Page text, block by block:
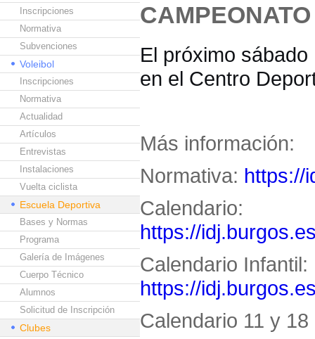
Inscripciones
Normativa
Subvenciones
Voleibol
Inscripciones
Normativa
Actualidad
Artículos
Entrevistas
Instalaciones
Vuelta ciclista
Escuela Deportiva
Bases y Normas
Programa
Galería de Imágenes
Cuerpo Técnico
Alumnos
Solicitud de Inscripción
Clubes
El próximo
en el Centro
Más información:
Normativa: https://
Calendario:
https://
Calendario Infantil:
https://
Calendario 11 y